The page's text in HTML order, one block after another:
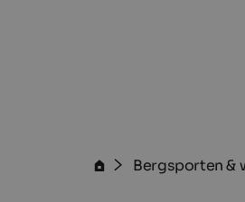
Bergsporten &